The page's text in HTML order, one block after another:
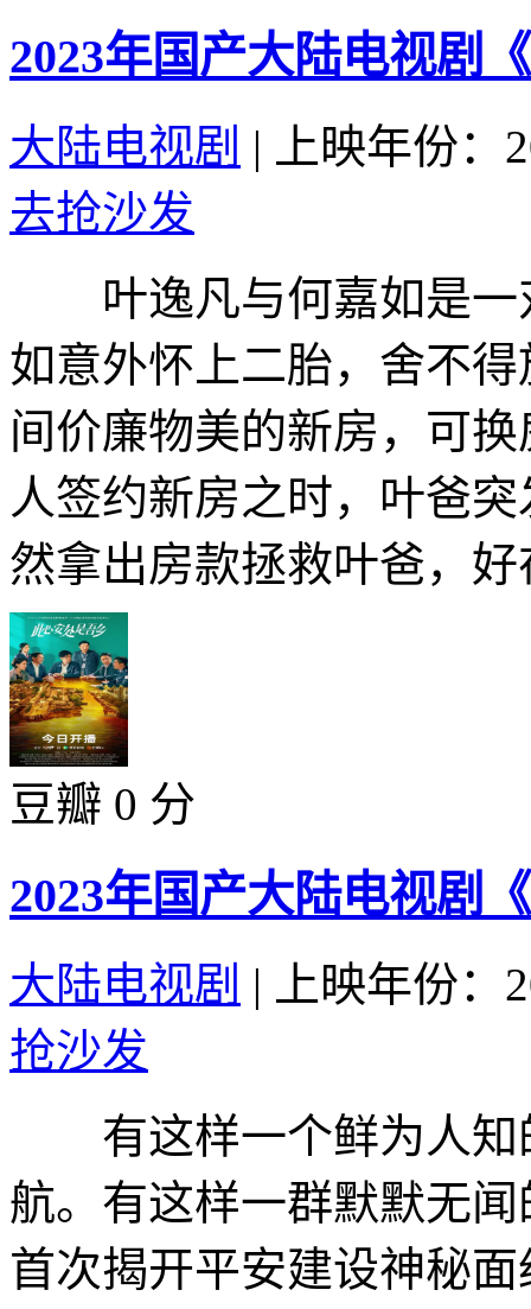
2023年国产大陆电视剧
大陆电视剧 |
上映年份：
去抢沙发
叶逸凡与何嘉如是一
如意外怀上二胎，舍不
间价廉物美的新房，可
人签约新房之时，叶爸
然拿出房款拯救叶爸，
豆瓣 0 分
2023年国产大陆电视剧
大陆电视剧 |
上映年份：
抢沙发
有这样一个鲜为人知
航。有这样一群默默无
首次揭开平安建设神秘